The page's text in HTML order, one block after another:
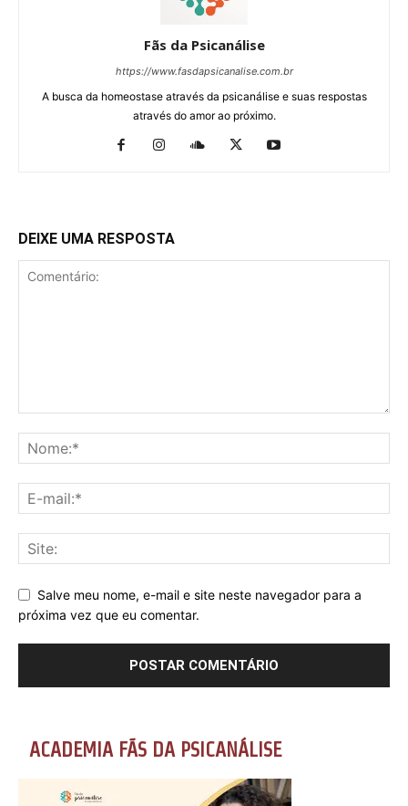
Fãs da Psicanálise
https://www.fasdapsicanalise.com.br
A busca da homeostase através da psicanálise e suas respostas
através do amor ao próximo.
DEIXE UMA RESPOSTA
Salve meu nome, e-mail e site neste navegador para a
próxima vez que eu comentar.
ACADEMIA FÃS DA PSICANÁLISE